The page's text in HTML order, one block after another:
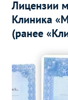
Лицензии
Клиника
(ранее